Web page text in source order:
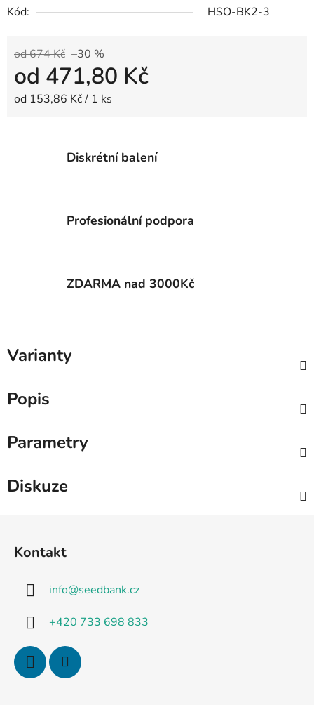
Kód: HSO-BK2-3
od 674 Kč –30 %
od 471,80 Kč
Měrná cena:
od 153,86 Kč / 1 ks
Diskrétní balení
Profesionální podpora
ZDARMA nad 3000Kč
Varianty
Popis
Parametry
Diskuze
Kontakt
info@seedbank.cz
+420 733 698 833